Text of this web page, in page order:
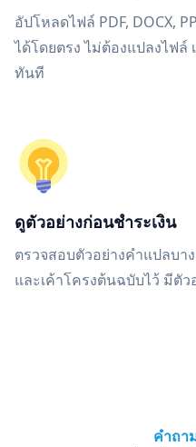
อัปโหลดไฟล์ PDF, DOCX,
ได้โดยตรง ไม่ต้องแปลงไฟล์
ทันที
ดูตัวอย่างก่อนชำระเงิน
ตรวจสอบตัวอย่างคำแปลบา
และเค้าโครงต้นฉบับไว้ มีตั
คำถา